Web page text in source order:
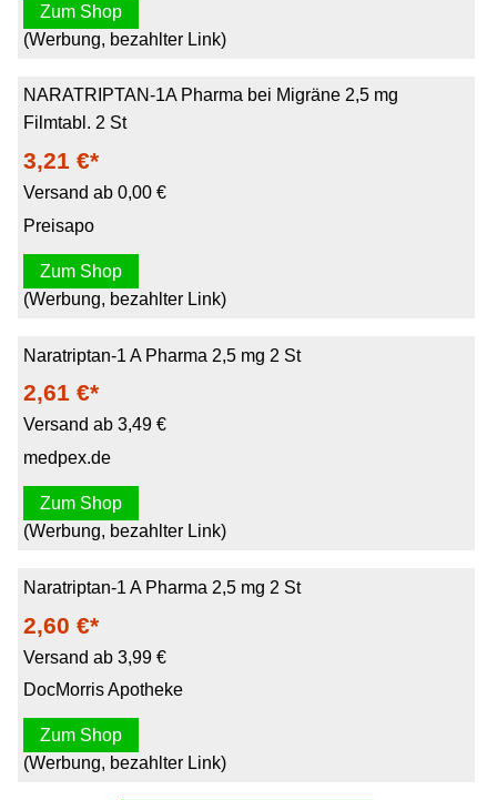
Zum Shop
(Werbung, bezahlter Link)
NARATRIPTAN-1A Pharma bei Migräne 2,5 mg
Filmtabl. 2 St
3,21 €*
Versand ab 0,00 €
Preisapo
Zum Shop
(Werbung, bezahlter Link)
Naratriptan-1 A Pharma 2,5 mg 2 St
2,61 €*
Versand ab 3,49 €
medpex.de
Zum Shop
(Werbung, bezahlter Link)
Naratriptan-1 A Pharma 2,5 mg 2 St
2,60 €*
Versand ab 3,99 €
DocMorris Apotheke
Zum Shop
(Werbung, bezahlter Link)